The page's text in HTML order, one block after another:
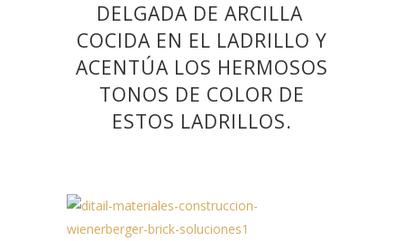
DELGADA DE ARCILLA
COCIDA EN EL LADRILLO Y
ACENTÚA LOS HERMOSOS
TONOS DE COLOR DE
ESTOS LADRILLOS.